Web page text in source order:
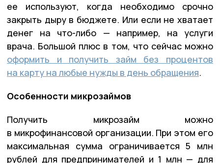
ее используют, когда необходимо срочно
закрыть дыру в бюджете. Или если не хватает
денег на что-либо — например, на услуги
врача. Большой плюс в том, что сейчас можно
оформить и получить займ без процентов
на карту на любые нужды в день обращения.
Особенности микрозаймов
Получить микрозайм можно
в микрофинансовой организации. При этом его
максимальная сумма ограничивается 5 млн
рублей для предпринимателей и 1 млн — для